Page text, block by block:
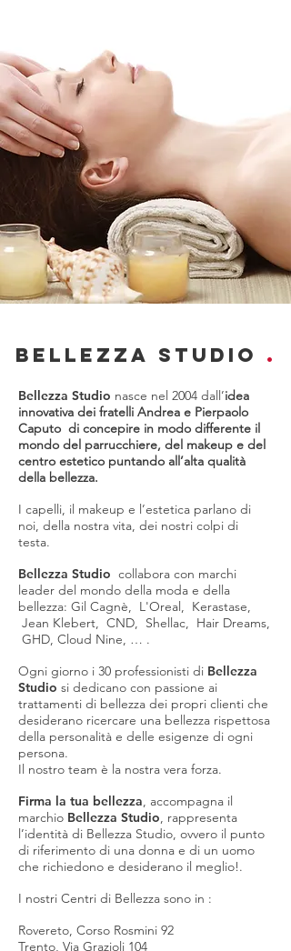
BELLEZZA STUDIO .
Bellezza Studio nasce nel 2004 dall’idea
innovativa dei fratelli Andrea e Pierpaolo
Caputo di concepire in modo differente il
mondo del parrucchiere, del makeup e del
centro estetico puntando all’alta qualità
della bellezza.
I capelli, il makeup e l’estetica parlano di
noi, della nostra vita, dei nostri colpi di
testa.
Bellezza Studio collabora con marchi
leader del mondo della moda e della
bellezza: Gil Cagnè, L'Oreal, Kerastase,
Jean Klebert, CND, Shellac, Hair Dreams,
GHD, Cloud Nine, … .
Ogni giorno i 30 professionisti di Bellezza
Studio si dedicano con passione ai
trattamenti di bellezza dei propri clienti che
desiderano ricercare una bellezza rispettosa
della personalità e delle esigenze di ogni
persona.
Il nostro team è la nostra vera forza.
Firma la tua bellezza, accompagna il
marchio Bellezza Studio, rappresenta
l’identità di Bellezza Studio, ovvero il punto
di riferimento di una donna e di un uomo
che richiedono e desiderano il meglio!.
I nostri Centri di Bellezza sono in :
Rovereto, Corso Rosmini 92
Trento, Via Grazioli 104